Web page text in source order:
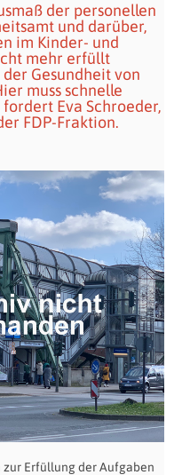
der personellen
und darüber,
im Kinder- und
mehr erfüllt
Gesundheit von
muss schnelle
Eva Schroeder,
FDP-Fraktion.
Erfüllung der Aufgaben